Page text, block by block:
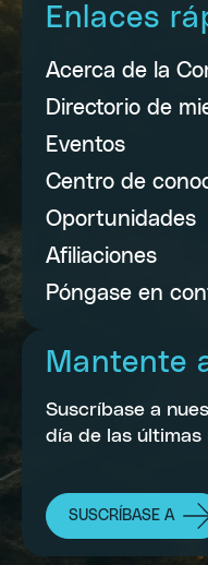
Enlaces
Acerca de la
Directorio de
Eventos
Centro de
Oportunidades
Afiliaciones
Póngase en
Mantente
Suscríbase a
día de las últimas
SUSCRÍBASE A